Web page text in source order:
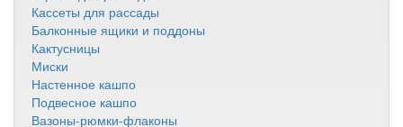
Кассеты для рассады
Балконные ящики и поддоны
Кактусницы
Миски
Настенное кашпо
Подвесное кашпо
Вазоны-рюмки-флаконы